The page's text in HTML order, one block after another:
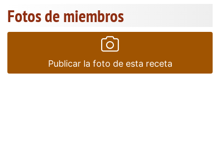
Fotos de miembros
Publicar la foto de esta receta